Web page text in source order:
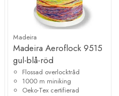
Madeira
Madeira Aeroflock 9515
gul-blå-röd
Flossad overlocktråd
1000 m miniking
Oeko-Tex certifierad